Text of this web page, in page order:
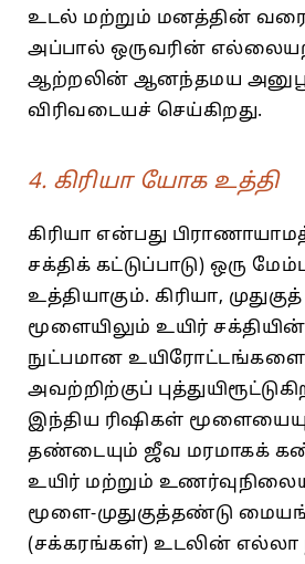
உடல் மற்றும் மனத்தின்
அப்பால் ஒருவரின்
ஆற்றலின் ஆனந்தமய
விரிவடையச் செய்கிறது.
4. கிரியா யோக உத்தி
கிரியா என்பது
சக்திக் கட்டுப்பாடு) ஒரு
உத்தியாகும். கிரியா,
மூளையிலும் உயிர்
நுட்பமான உயிரோட்டங்களை
அவற்றிற்குப்
இந்திய ரிஷிகள்
தண்டையும் ஜீவ மரமாகக்
உயிர் மற்றும்
மூளை-முதுகுத்தண்டு
(சக்கரங்கள்) உடலின் எல்லா